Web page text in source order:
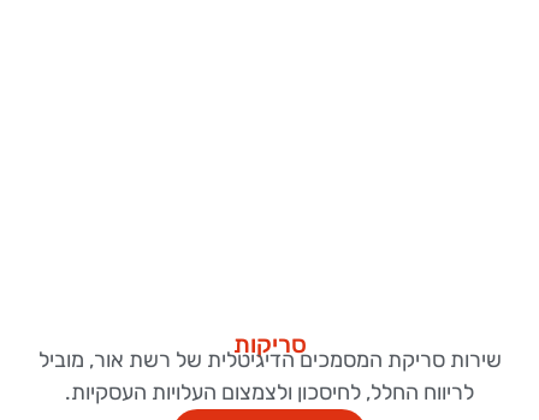
סריקות
סריקת המסמכים הדיגיטלית של רשת אור, מוביל
לריווח החלל, לחיסכון ולצמצום העלויות העסקיות.